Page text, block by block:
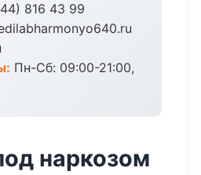
816 43 99
Пн-Сб: 09:00-21:00,
наркозом